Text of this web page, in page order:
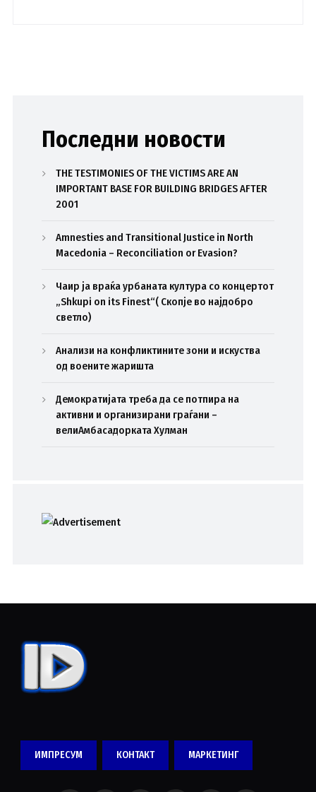
Последни новости
THE TESTIMONIES OF THE VICTIMS ARE AN
IMPORTANT BASE FOR BUILDING BRIDGES AFTER
2001
Amnesties and Transitional Justice in North
Macedonia – Reconciliation or Evasion?
Чаир ја враќа урбаната култура со концертот
„Shkupi on its Finest“( Скопје во најдобро
светло)
Анализи на конфликтините зони и искуства
од воените жаришта
Демократијата треба да се потпира на
активни и организирани граѓани –
велиАмбасадорката Хулман
ИМПРЕСУМ КОНТАКТ МАРКЕТИНГ